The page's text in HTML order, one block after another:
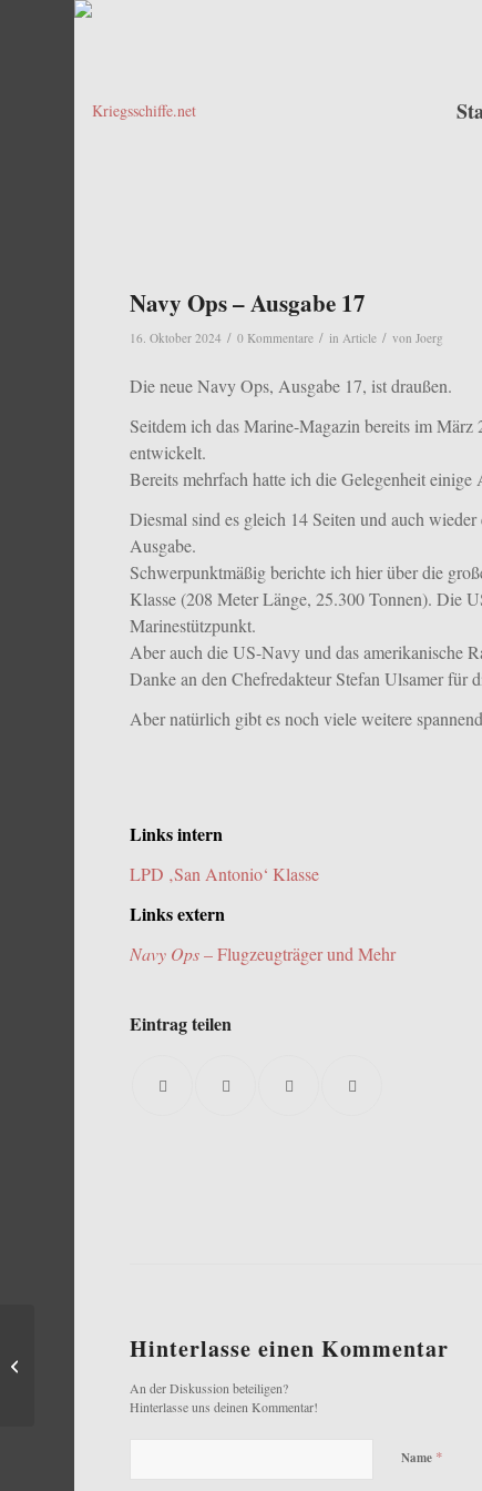
Navy Ops – Ausgabe 17
16. Oktober 2024 / 0 Kommentare / inArticle / vonJoerg
Die neue Navy Ops, Ausgabe 17, ist draußen.
Seitdem ich das Marine-Magazin bereits im März
entwickelt.
Bereits mehrfach hatte ich die Gelegenheit
Diesmal sind es gleich 14 Seiten und auch
Ausgabe.
Schwerpunktmäßig berichte ich hier über die
Klasse (208 Meter Länge, 25.300 Tonnen). Die
Marinestützpunkt.
Aber auch die US-Navy und das amerikanische
Danke an den Chefredakteur Stefan Ulsamer für
Aber natürlich gibt es noch viele weitere
Links intern
LPD ‚San Antonio‘ Klasse
Links extern
Navy Ops– Flugzeugträger und Mehr
Eintrag teilen
Hinterlasse einen Kommentar
An der Diskussion beteiligen?
Hinterlasse uns deinen Kommentar!
Name *